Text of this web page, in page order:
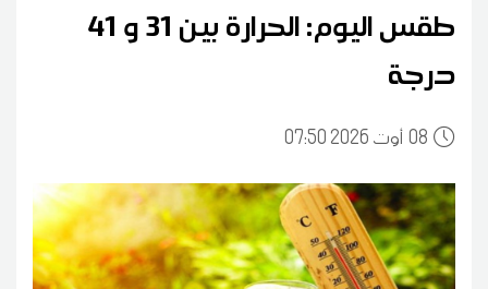
طقس اليوم: الحرارة بين 31 و 41
درجة
0807:50 2026 أوت